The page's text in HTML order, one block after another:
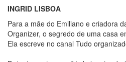
INGRID LISBOA
Para a mãe do Emiliano e criadora
Organizer, o segredo de uma casa
Ela escreve no canal Tudo